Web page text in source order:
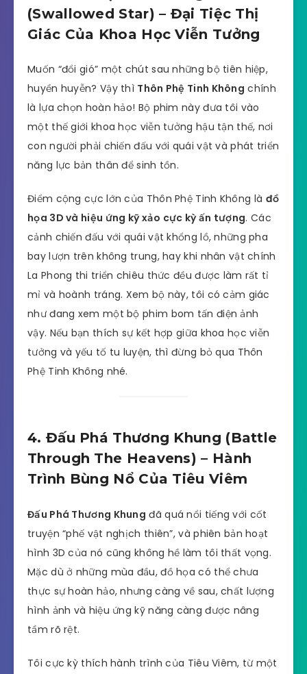
(Swallowed Star) – Đại Tiệc Thị
Giác Của Khoa Học Viễn Tưởng
Muốn “đổi gió” một chút sau những bộ tiên hiệp,
huyền huyễn? Vậy thì Thôn Phệ Tinh Không chính
là lựa chọn hoàn hảo! Bộ phim này đưa tôi vào
một thế giới khoa học viễn tưởng hậu tận thế, nơi
con người phải chiến đấu với quái vật và phát triển
năng lực bản thân để sinh tồn.
Điểm cộng cực lớn của Thôn Phệ Tinh Không là đồ
họa 3D và hiệu ứng kỹ xảo cực kỳ ấn tượng. Các
cảnh chiến đấu với quái vật khổng lồ, những pha
bay lượn trên không trung, hay khi nhân vật chính
La Phong thi triển chiêu thức đều được làm rất tỉ
mỉ và hoành tráng. Xem bộ này, tôi có cảm giác
như đang xem một bộ phim bom tấn điện ảnh
vậy. Nếu bạn thích sự kết hợp giữa khoa học viễn
tưởng và yếu tố tu luyện, thì đừng bỏ qua Thôn
Phệ Tinh Không nhé.
4. Đấu Phá Thương Khung (Battle
Through The Heavens) – Hành
Trình Bùng Nổ Của Tiêu Viêm
Đấu Phá Thương Khung đã quá nổi tiếng với cốt
truyện “phế vật nghịch thiên”, và phiên bản hoạt
hình 3D của nó cũng không hề làm tôi thất vọng.
Mặc dù ở những mùa đầu, đồ họa có thể chưa
thực sự hoàn hảo, nhưng càng về sau, chất lượng
hình ảnh và hiệu ứng kỹ năng càng được nâng
tầm rõ rệt.
Tôi cực kỳ thích hành trình của Tiêu Viêm, từ một